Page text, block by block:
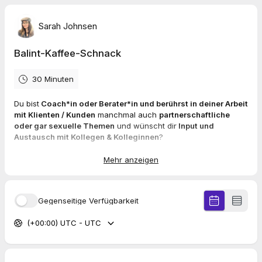
Sarah Johnsen
​Balint-Kaffee-Schnack
30 Minuten
Du bist Coach*in oder Berater*in und berührst in deiner Arbeit
mit Klienten / Kunden manchmal auch partnerschaftliche
oder gar sexuelle Themen und wünscht dir Input und
Austausch mit Kollegen & Kolleginnen?
kollegiale Fallbesprechung nach der Balint-Methode
Bezug aufHerausforderungen in der Arbeit mit Klienten
mit
ermöglicht
werden soll.
Mehr anzeigen
Gegenseitige Verfügbarkeit
(+00:00) UTC - UTC